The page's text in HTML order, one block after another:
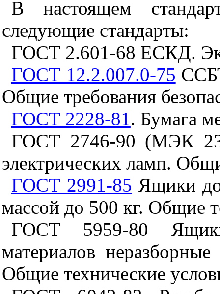
В настоящем
следующие стандарты:
ГОСТ 2.601-68 ЕСКД.
ГОСТ 12.2.007.0-75
Общие требования
ГОСТ 2228-81. Бумага
ГОСТ 2746-90 (МЭК
электрических ламп.
ГОСТ 2991-85 Ящики
массой до 500 кг. Общие
ГОСТ 5959-80
материалов
Общие технические